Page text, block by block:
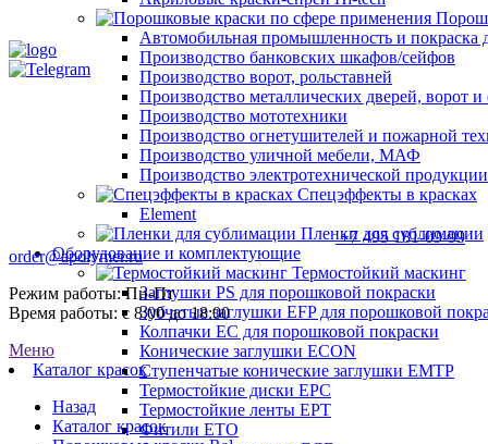
Автомобильная промышленность и покраска
Производство банковских шкафов/сейфов
Производство ворот, рольставней
Производство металлических дверей, ворот
Производство мототехники
Производство огнетушителей и пожарной
Производство уличной мебели, МАФ
Производство электротехнической продукции
Спецэффекты в красках
Element
Пленки для сублимации
Оборудование и комплектующие
Термостойкий маскинг
Заглушки PS для порошковой покраски
Зубчатые заглушки EFP для порошковой
Колпачки ЕС для порошковой покраски
Конические заглушки ECON
Ступенчатые конические заглушки EMTP
Термостойкие диски EPC
Термостойкие ленты EPT
Фитили ETO
+7 495 181-09-99
order@apolymer.ru
Режим работы: Пн-Пт
Время работы: с 8:00 до 18:00
Меню
Каталог красок
Назад
Каталог красок